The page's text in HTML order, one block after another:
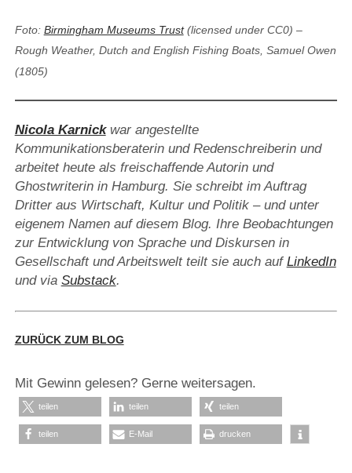
Foto: Birmingham Museums Trust(licensed under CC0) –
Rough Weather, Dutch and English Fishing Boats, Samuel Owen
(1805)
Nicola Karnickwar angestellte
Kommunikationsberaterin und Redenschreiberin und
arbeitet heute als freischaffende Autorin und
Ghostwriterin in Hamburg. Sie schreibt im Auftrag
Dritter aus Wirtschaft, Kultur und Politik – und unter
eigenem Namen auf diesem Blog. Ihre Beobachtungen
zur Entwicklung von Sprache und Diskursen in
Gesellschaft und Arbeitswelt teilt sie auch auf LinkedIn
und via Substack.
ZURÜCK ZUM BLOG
Mit Gewinn gelesen? Gerne weitersagen.
teilen teilen teilen
teilen E-Mail drucken